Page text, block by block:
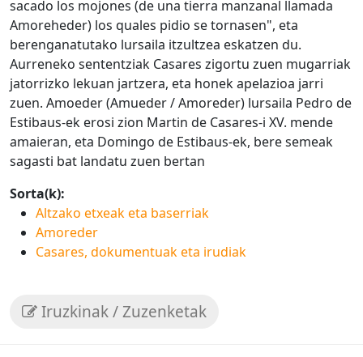
sacado los mojones (de una tierra manzanal llamada
Amoreheder) los quales pidio se tornasen", eta
berenganatutako lursaila itzultzea eskatzen du.
Aurreneko sententziak Casares zigortu zuen mugarriak
jatorrizko lekuan jartzera, eta honek apelazioa jarri
zuen. Amoeder (Amueder / Amoreder) lursaila Pedro de
Estibaus-ek erosi zion Martin de Casares-i XV. mende
amaieran, eta Domingo de Estibaus-ek, bere semeak
sagasti bat landatu zuen bertan
Sorta(k):
Altzako etxeak eta baserriak
Amoreder
Casares, dokumentuak eta irudiak
Iruzkinak / Zuzenketak